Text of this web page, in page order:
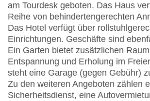
am Tourdesk geboten. Das Haus
Reihe von behindertengerechten
Das Hotel verfügt über
Einrichtungen. Geschäfte sind
Ein Garten bietet zusätzlichen
Entspannung und Erholung im
steht eine Garage (gegen Gebühr)
Zu den weiteren Angeboten zählen
Sicherheitsdienst, eine